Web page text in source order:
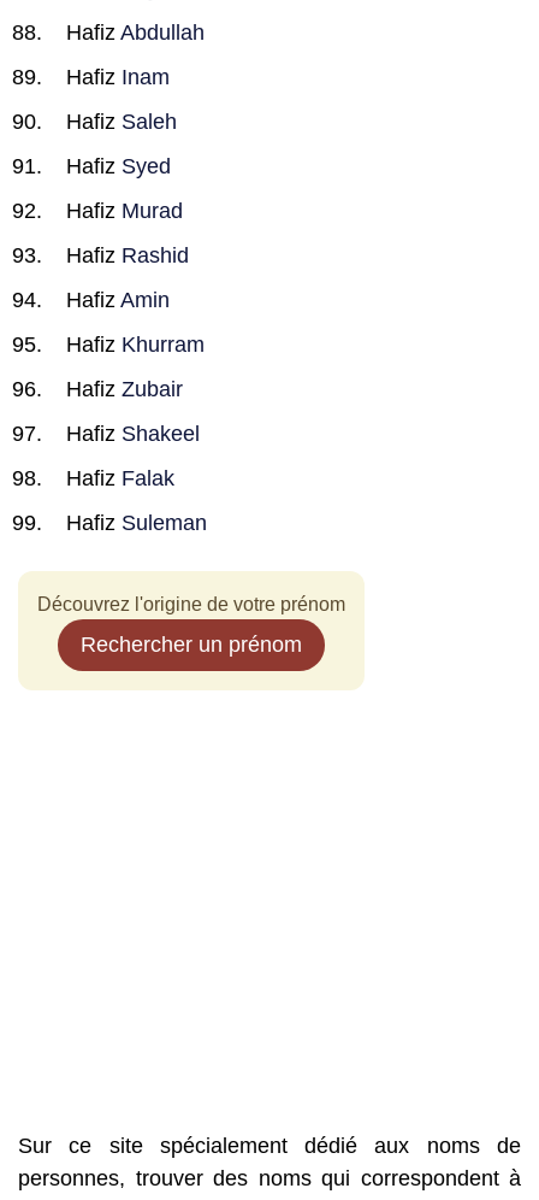
Hafiz Abdullah
Hafiz Inam
Hafiz Saleh
Hafiz Syed
Hafiz Murad
Hafiz Rashid
Hafiz Amin
Hafiz Khurram
Hafiz Zubair
Hafiz Shakeel
Hafiz Falak
Hafiz Suleman
Découvrez l'origine de votre prénom
Rechercher un prénom
Sur ce site spécialement dédié aux noms de
personnes, trouver des noms qui correspondent à